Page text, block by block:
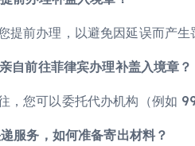
提前办理，以避免因延误而产生
自前往菲律宾办理补盖入境章？
，您可以委托代办机构（例如
服务，如何准备寄出材料？